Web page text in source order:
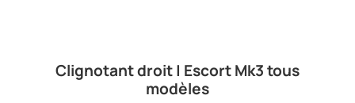
Clignotant droit | Escort Mk3 tous
modèles